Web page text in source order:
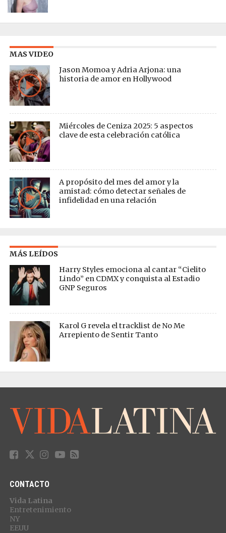
MAS VIDEO
Jason Momoa y Adria Arjona: una
historia de amor en Hollywood
Miércoles de Ceniza 2025: 5 aspectos
clave de esta celebración católica
A propósito del mes del amor y la
amistad: cómo detectar señales de
infidelidad en una relación
MÁS LEÍDOS
Harry Styles emociona al cantar “Cielito
Lindo” en CDMX y conquista al Estadio
GNP Seguros
Karol G revela el tracklist de No Me
Arrepiento de Sentir Tanto
CONTACTO
Vida Latina
Entretenimiento
NY
EEUU